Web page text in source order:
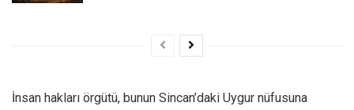
İnsan hakları örgütü, bunun Sincan’daki Uygur nüfusuna